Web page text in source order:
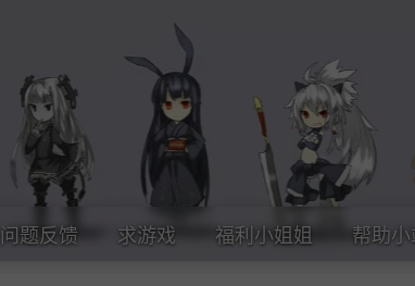
问题反馈 求游戏 福利小姐姐 帮助